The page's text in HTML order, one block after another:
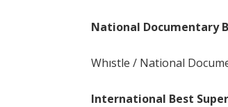
National Documentary
Whıstle / National
International Best